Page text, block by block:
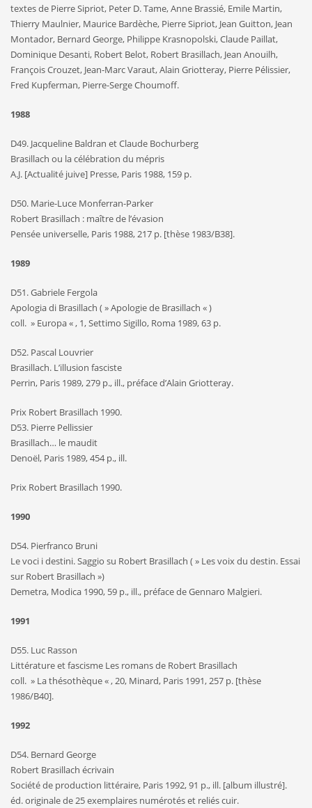
textes de Pierre Sipriot, Peter D. Tame, Anne Brassié, Emile Martin,
Thierry Maulnier, Maurice Bardèche, Pierre Sipriot, Jean Guitton, Jean
Montador, Bernard George, Philippe Krasnopolski, Claude Paillat,
Dominique Desanti, Robert Belot, Robert Brasillach, Jean Anouilh,
François Crouzet, Jean-Marc Varaut, Alain Griotteray, Pierre Pélissier,
Fred Kupferman, Pierre-Serge Choumoff.
1988
D49. Jacqueline Baldran et Claude Bochurberg
Brasillach ou la célébration du mépris
A.J. [Actualité juive] Presse, Paris 1988, 159 p.
D50. Marie-Luce Monferran-Parker
Robert Brasillach : maître de l’évasion
Pensée universelle, Paris 1988, 217 p. [thèse 1983/B38].
1989
D51. Gabriele Fergola
Apologia di Brasillach ( » Apologie de Brasillach « )
coll. » Europa « , 1, Settimo Sigillo, Roma 1989, 63 p.
D52. Pascal Louvrier
Brasillach. L’illusion fasciste
Perrin, Paris 1989, 279 p., ill., préface d’Alain Griotteray.
Prix Robert Brasillach 1990.
D53. Pierre Pellissier
Brasillach… le maudit
Denoël, Paris 1989, 454 p., ill.
Prix Robert Brasillach 1990.
1990
D54. Pierfranco Bruni
Le voci i destini. Saggio su Robert Brasillach ( » Les voix du destin. Essai
sur Robert Brasillach »)
Demetra, Modica 1990, 59 p., ill., préface de Gennaro Malgieri.
1991
D55. Luc Rasson
Littérature et fascisme Les romans de Robert Brasillach
coll. » La thésothèque « , 20, Minard, Paris 1991, 257 p. [thèse
1986/B40].
1992
D54. Bernard George
Robert Brasillach écrivain
Société de production littéraire, Paris 1992, 91 p., ill. [album illustré].
éd. originale de 25 exemplaires numérotés et reliés cuir.